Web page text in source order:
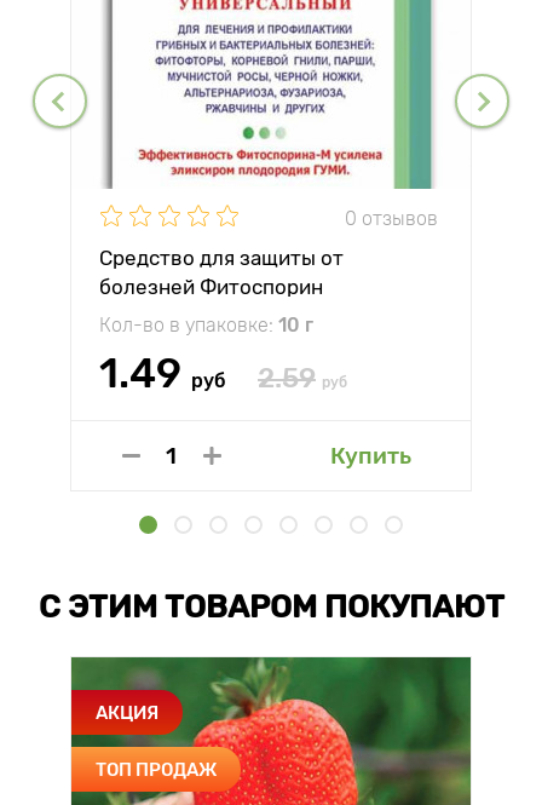
0 отзывов
Средство для защиты от
болезней Фитоспорин
Кол-во в упаковке: 10 г
1.49 руб 2.59 руб
Купить
С ЭТИМ ТОВАРОМ ПОКУПАЮТ
АКЦИЯ
ТОП ПРОДАЖ